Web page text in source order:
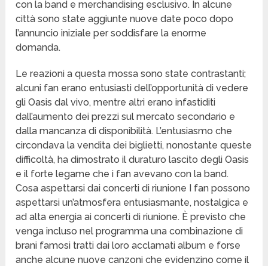
con la band e merchandising esclusivo. In alcune
città sono state aggiunte nuove date poco dopo
l’annuncio iniziale per soddisfare la enorme
domanda.
Le reazioni a questa mossa sono state contrastanti;
alcuni fan erano entusiasti dell’opportunità di vedere
gli Oasis dal vivo, mentre altri erano infastiditi
dall’aumento dei prezzi sul mercato secondario e
dalla mancanza di disponibilità. L’entusiasmo che
circondava la vendita dei biglietti, nonostante queste
difficoltà, ha dimostrato il duraturo lascito degli Oasis
e il forte legame che i fan avevano con la band.
Cosa aspettarsi dai concerti di riunione I fan possono
aspettarsi un’atmosfera entusiasmante, nostalgica e
ad alta energia ai concerti di riunione. È previsto che
venga incluso nel programma una combinazione di
brani famosi tratti dai loro acclamati album e forse
anche alcune nuove canzoni che evidenzino come il